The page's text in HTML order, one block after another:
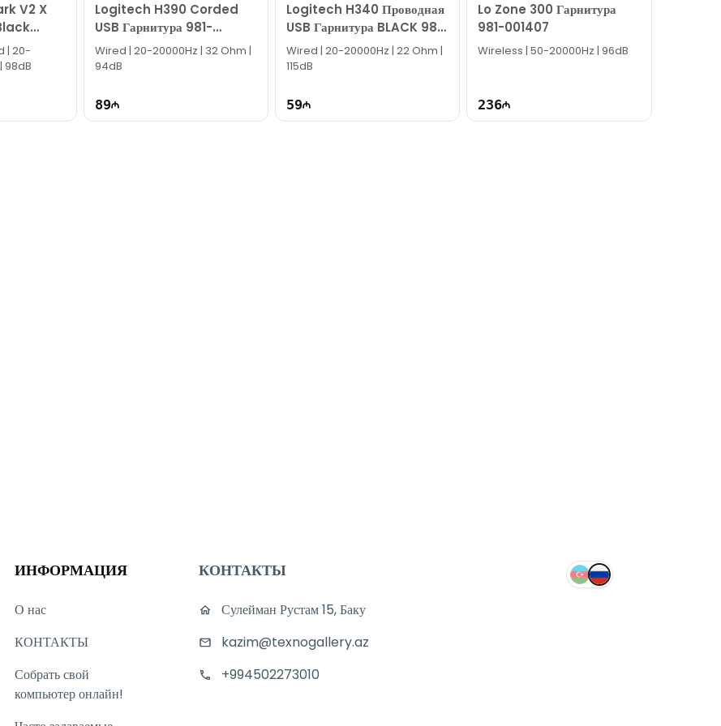
V2 X
| 20-
98dB
Logitech H390 Corded
USB Гарнитура 981-
000406
Wired | 20-20000Hz | 32 Ohm |
94dB
89
Logitech H340 Проводная
USB Гарнитура BLACK 981-
000475
Wired | 20-20000Hz | 22 Ohm |
115dB
59
Lo Zone 300 Гарнитура
981-001407
Wireless | 50-20000Hz | 96dB
236
ИНФОРМАЦИЯ
О нас
КОНТАКТЫ
Собрать свой
компьютер онлайн!
КОНТАКТЫ
Сулейман Рустам 15, Баку
kazim@texnogallery.az
+994502273010